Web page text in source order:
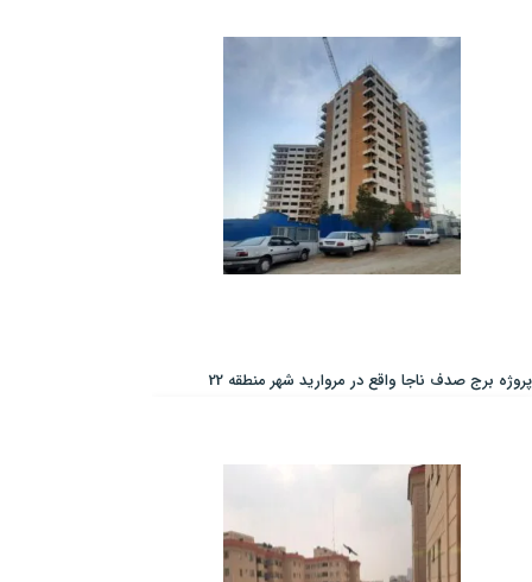
پروژه برج صدف ناجا واقع در مروارید شهر منطقه 22